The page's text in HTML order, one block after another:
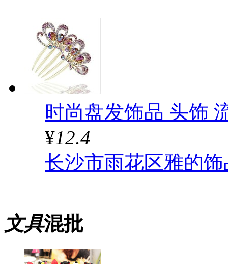
时尚盘发饰品 头饰
¥12.4
长沙市雨花区雅的
文具混批